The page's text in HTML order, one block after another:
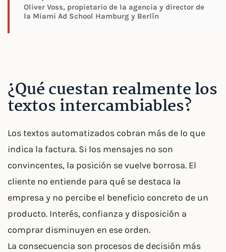
Oliver Voss, propietario de la agencia y director de
la Miami Ad School Hamburg y Berlín
¿Qué cuestan realmente los
textos intercambiables?
Los textos automatizados cobran más de lo que
indica la factura. Si los mensajes no son
convincentes, la posición se vuelve borrosa. El
cliente no entiende para qué se destaca la
empresa y no percibe el beneficio concreto de un
producto. Interés, confianza y disposición a
comprar disminuyen en ese orden.
La consecuencia son procesos de decisión más